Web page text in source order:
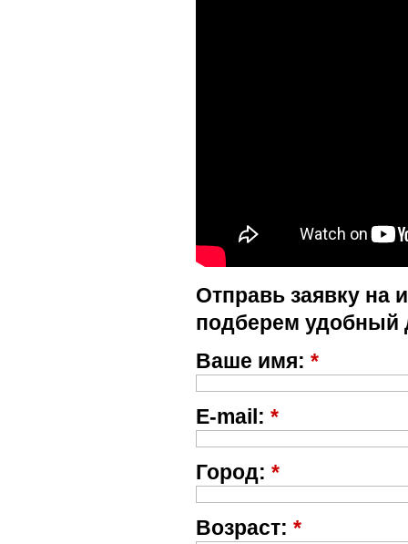
Отправь заявку на
подберем удобный
Ваше имя: *
E-mail: *
Город: *
Возраст: *